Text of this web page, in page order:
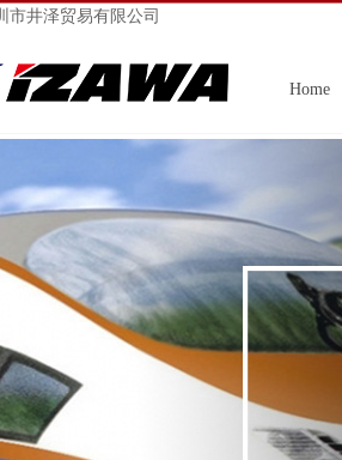
市井泽贸易有限公司
Home